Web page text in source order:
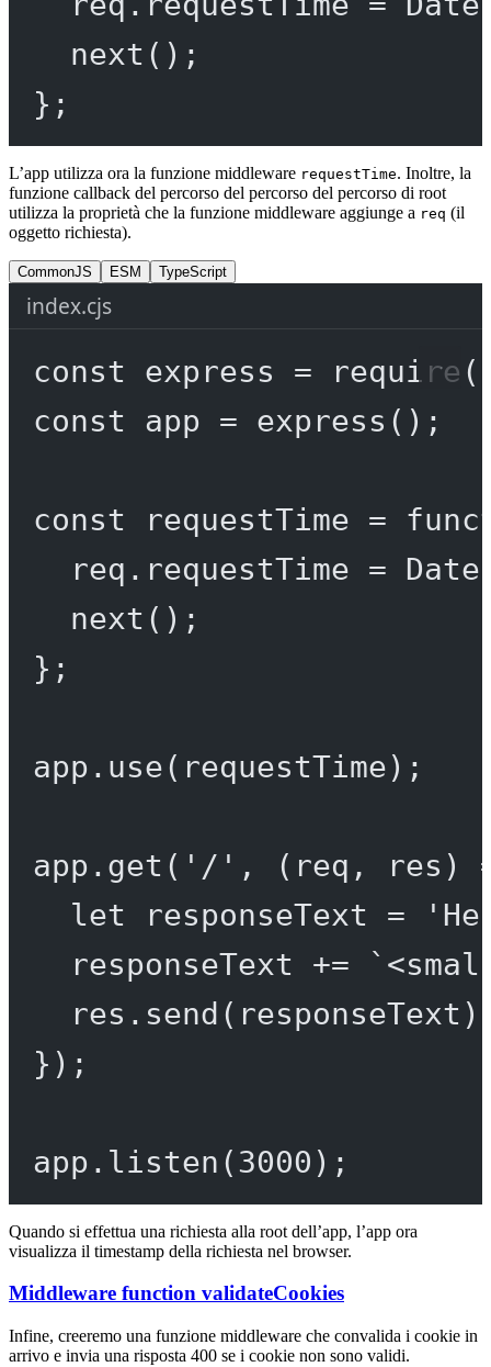
next ();
};
L’app utilizza ora la funzione middleware requestTime. Inoltre, la
funzione callback del percorso del percorso del percorso di root
utilizza la proprietà che la funzione middleware aggiunge a req (il
oggetto richiesta).
CommonJS ESM TypeScript
index.cjs
const express = require (
const
app = express ();
const requestTime =
req.requestTime =
next ();
};
app. use(requestTime);
app. get ( '/' , ( req , res )
let responseText =
responseText +=
res. send
});
app. listen (3000 );
Quando si effettua una richiesta alla root dell’app, l’app ora
visualizza il timestamp della richiesta nel browser.
Middleware function validateCookies
Infine, creeremo una funzione middleware che convalida i cookie in
arrivo e invia una risposta 400 se i cookie non sono validi.